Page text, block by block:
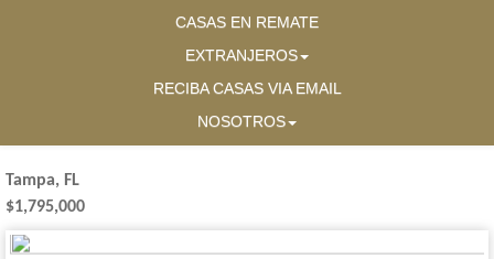
CASAS EN REMATE
EXTRANJEROS
RECIBA CASAS VIA EMAIL
NOSOTROS
Tampa, FL
$1,795,000